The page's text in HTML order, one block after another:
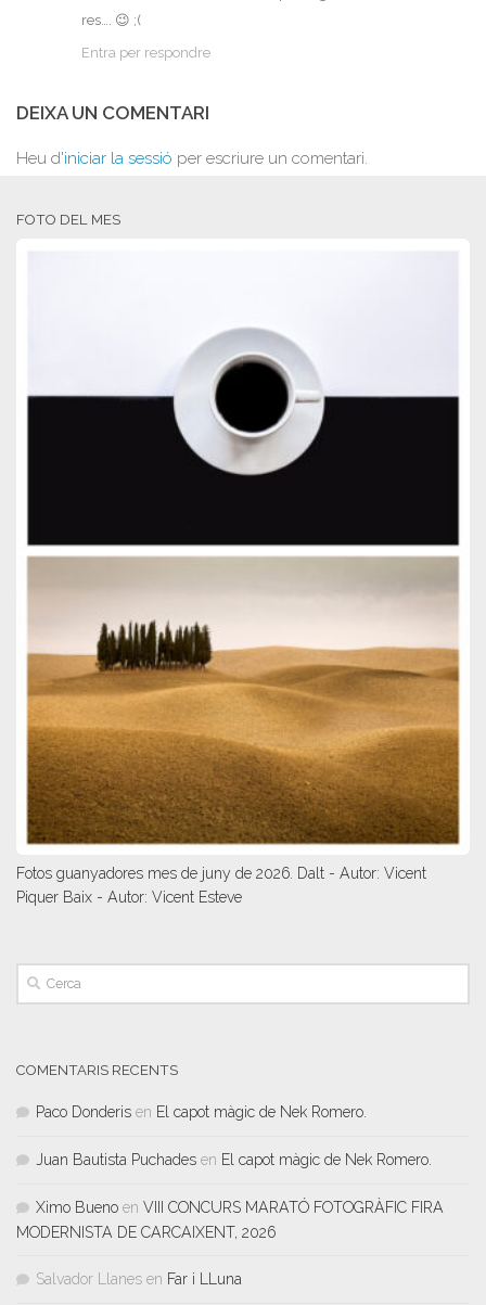
res…. 😉 ;(
Entra per respondre
DEIXA UN COMENTARI
Heu d'iniciar la sessió per escriure un comentari.
FOTO DEL MES
Fotos guanyadores mes de juny de 2026. Dalt - Autor: Vicent
Piquer Baix - Autor: Vicent Esteve
COMENTARIS RECENTS
Paco Donderis en El capot màgic de Nek Romero.
Juan Bautista Puchades en El capot màgic de Nek Romero.
Ximo Bueno en VIII CONCURS MARATÓ FOTOGRÀFIC FIRA
MODERNISTA DE CARCAIXENT, 2026
Salvador Llanes en Far i LLuna